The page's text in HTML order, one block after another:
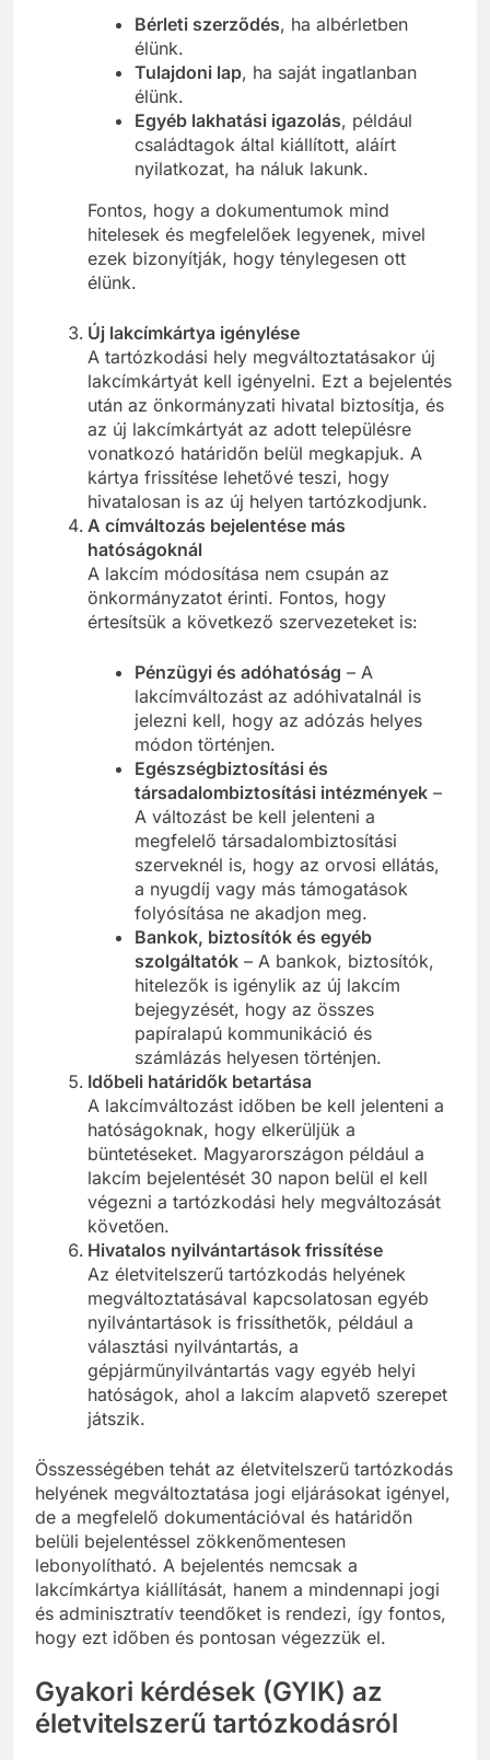
Bérleti szerződés, ha albérletben
élünk.
Tulajdoni lap, ha saját ingatlanban
élünk.
Egyéb lakhatási igazolás, például
családtagok által kiállított, aláírt
nyilatkozat, ha náluk lakunk.
Fontos, hogy a dokumentumok mind
hitelesek és megfelelőek legyenek, mivel
ezek bizonyítják, hogy ténylegesen ott
élünk.
Új lakcímkártya igénylése
A tartózkodási hely megváltoztatásakor új
lakcímkártyát kell igényelni. Ezt a bejelentés
után az önkormányzati hivatal biztosítja, és
az új lakcímkártyát az adott településre
vonatkozó határidőn belül megkapjuk. A
kártya frissítése lehetővé teszi, hogy
hivatalosan is az új helyen tartózkodjunk.
A címváltozás bejelentése más
hatóságoknál
A lakcím módosítása nem csupán az
önkormányzatot érinti. Fontos, hogy
értesítsük a következő szervezeteket is:
Pénzügyi és adóhatóság – A
lakcímváltozást az adóhivatalnál is
jelezni kell, hogy az adózás helyes
módon történjen.
Egészségbiztosítási és
társadalombiztosítási intézmények –
A változást be kell jelenteni a
megfelelő társadalombiztosítási
szerveknél is, hogy az orvosi ellátás,
a nyugdíj vagy más támogatások
folyósítása ne akadjon meg.
Bankok, biztosítók és egyéb
szolgáltatók – A bankok, biztosítók,
hitelezők is igénylik az új lakcím
bejegyzését, hogy az összes
papíralapú kommunikáció és
számlázás helyesen történjen.
Időbeli határidők betartása
A lakcímváltozást időben be kell jelenteni a
hatóságoknak, hogy elkerüljük a
büntetéseket. Magyarországon például a
lakcím bejelentését 30 napon belül el kell
végezni a tartózkodási hely megváltozását
követően.
Hivatalos nyilvántartások frissítése
Az életvitelszerű tartózkodás helyének
megváltoztatásával kapcsolatosan egyéb
nyilvántartások is frissíthetők, például a
választási nyilvántartás, a
gépjárműnyilvántartás vagy egyéb helyi
hatóságok, ahol a lakcím alapvető szerepet
játszik.
Összességében tehát az életvitelszerű tartózkodás
helyének megváltoztatása jogi eljárásokat igényel,
de a megfelelő dokumentációval és határidőn
belüli bejelentéssel zökkenőmentesen
lebonyolítható. A bejelentés nemcsak a
lakcímkártya kiállítását, hanem a mindennapi jogi
és adminisztratív teendőket is rendezi, így fontos,
hogy ezt időben és pontosan végezzük el.
Gyakori kérdések (GYIK) az
életvitelszerű tartózkodásról